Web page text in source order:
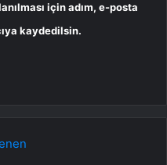
için adım, e-posta
kaydedilsin.